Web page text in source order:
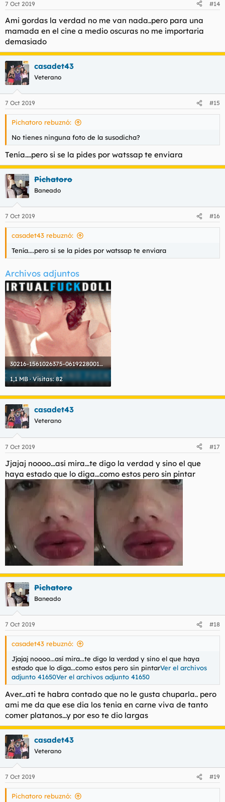
7 Oct 2019 #14
Ami gordas la verdad no me van nada..pero para una
mamada en el cine a medio oscuras no me importaria
demasiado
casadet43
Veterano
7 Oct 2019 #15
Pichatoro rebuznó:
No tienes ninguna foto de la susodicha?
Tenía....pero si se la pides por watssap te enviara
Pichatoro
Baneado
7 Oct 2019 #16
casadet43 rebuznó:
Tenía....pero si se la pides por watssap te enviara
Archivos adjuntos
30216-1561026375-0619228001561026375.gif
1,1 MB · Visitas: 82
casadet43
Veterano
7 Oct 2019 #17
Jjajaj noooo...así mira...te digo la verdad y sino el que
haya estado que lo diga...como estos pero sin pintar
Pichatoro
Baneado
7 Oct 2019 #18
casadet43 rebuznó:
Jjajaj noooo...así mira...te digo la verdad y sino el que haya
estado que lo diga...como estos pero sin pintarVer el archivos
adjunto 41650Ver el archivos adjunto 41650
Aver...ati te habra contado que no le gusta chuparla.. pero
ami me da que ese dia los tenia en carne viva de tanto
comer platanos...y por eso te dio largas
casadet43
Veterano
7 Oct 2019 #19
Pichatoro rebuznó: